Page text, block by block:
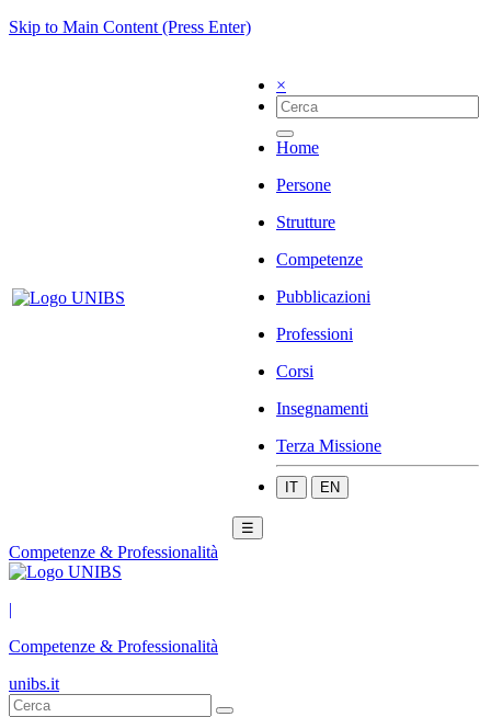
Skip to Main Content (Press Enter)
×
Home
Persone
Strutture
Competenze
Pubblicazioni
Professioni
Corsi
Insegnamenti
Terza Missione
IT EN
☰
Competenze & Professionalità
|
Competenze & Professionalità
unibs.it